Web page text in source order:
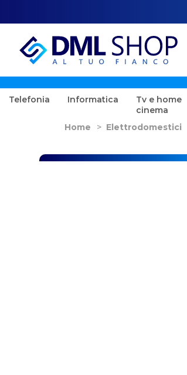
Telefonia Informatica
Tv e home
cinema
Home > Elettrodomestici